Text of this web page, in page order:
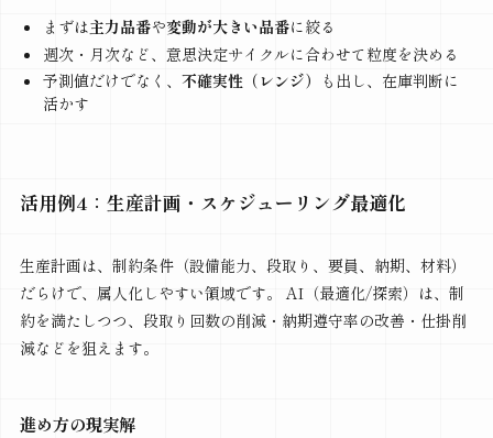
まずは主力品番や変動が大きい品番に絞る
週次・月次など、意思決定サイクルに合わせて粒度を決める
予測値だけでなく、 不確実性（レンジ）
も出し、在庫判断に
活かす
活用例4：生産計画・スケジューリング最適化
生産計画は、制約条件（設備能力、段取り、要員、納期、材料）
だらけで、属人化しやすい領域です。 AI（最適化/探索）は、制
約を満たしつつ、段取り回数の削減・納期遵守率の改善・仕掛削
減などを狙えます。
進め方の現実解